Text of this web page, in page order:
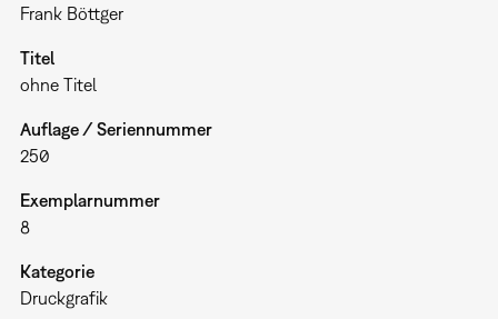
Frank Böttger
Titel
ohne Titel
Auflage / Seriennummer
250
Exemplarnummer
8
Kategorie
Druckgrafik